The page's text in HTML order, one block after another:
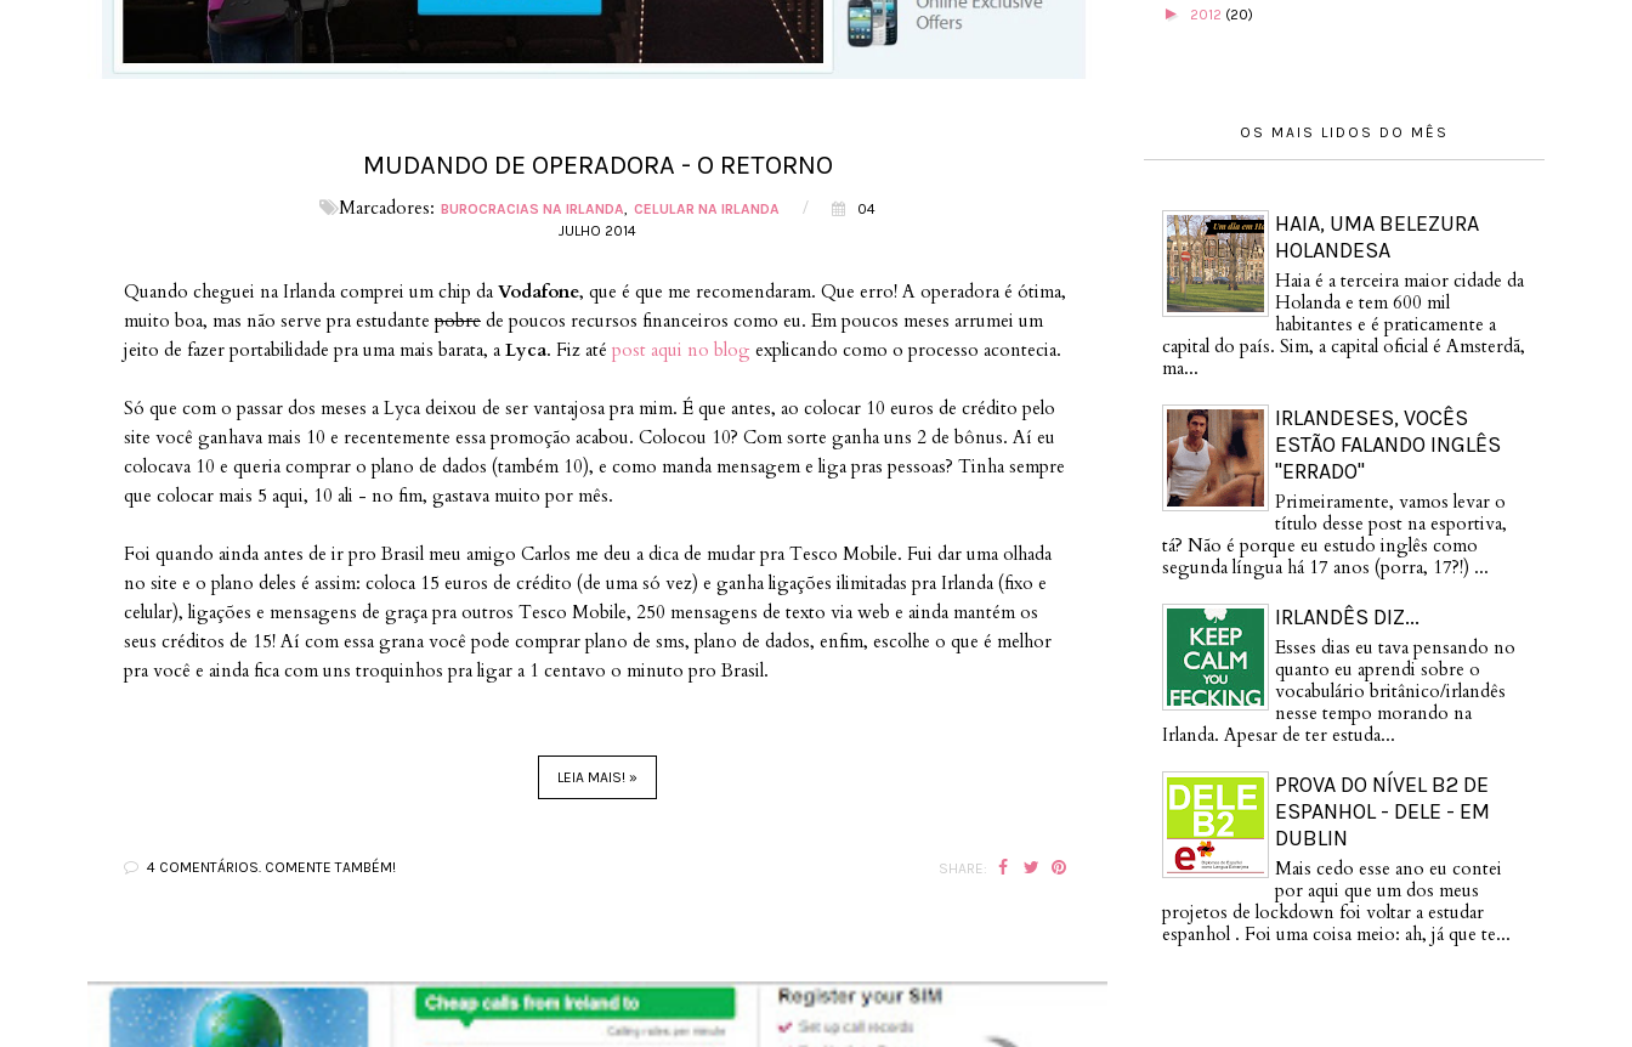
MUDANDO DE OPERADORA - O RETORNO
Marcadores: BUROCRACIAS NA IRLANDA CELULAR NA IRLANDA /
04
JULHO 2014
Quando cheguei na Irlanda comprei um chip da Vodafone, que é que me recomendaram. Que erro! A operadora é ótima,
muito boa, mas não serve pra estudante pobre de poucos recursos financeiros como eu. Em poucos meses arrumei um
jeito de fazer portabilidade pra uma mais barata, a Lyca. Fiz até post aqui no blog explicando como o processo acontecia.
Só que com o passar dos meses a Lyca deixou de ser vantajosa pra mim. É que antes, ao colocar 10 euros de crédito pelo
site você ganhava mais 10 e recentemente essa promoção acabou. Colocou 10? Com sorte ganha uns 2 de bônus. Aí eu
colocava 10 e queria comprar o plano de dados (também 10), e como manda mensagem e liga pras pessoas? Tinha sempre
que colocar mais 5 aqui, 10 ali - no fim, gastava muito por mês.
Foi quando ainda antes de ir pro Brasil meu amigo Carlos me deu a dica de mudar pra Tesco Mobile. Fui dar uma olhada
no site e o plano deles é assim: coloca 15 euros de crédito (de uma só vez) e ganha ligações ilimitadas pra Irlanda (fixo e
celular), ligações e mensagens de graça pra outros Tesco Mobile, 250 mensagens de texto via web e ainda mantém os
seus créditos de 15! Aí com essa grana você pode comprar plano de sms, plano de dados, enfim, escolhe o que é melhor
pra você e ainda fica com uns troquinhos pra ligar a 1 centavo o minuto pro Brasil.
LEIA MAIS! »
4 COMENTÁRIOS. COMENTE TAMBÉM! SHARE:
► 2012 (20)
OS MAIS LIDOS DO MÊS
HAIA, UMA BELEZURA
HOLANDESA
Haia é a terceira maior cidade da
Holanda e tem 600 mil
habitantes e é praticamente a
capital do país. Sim, a capital oficial é Amsterdã,
ma...
IRLANDESES, VOCÊS
ESTÃO FALANDO INGLÊS
"ERRADO"
Primeiramente, vamos levar o
título desse post na esportiva,
tá? Não é porque eu estudo inglês como
segunda língua há 17 anos (porra, 17?!) ...
IRLANDÊS DIZ...
Esses dias eu tava pensando no
quanto eu aprendi sobre o
vocabulário britânico/irlandês
nesse tempo morando na
Irlanda. Apesar de ter estuda...
PROVA DO NÍVEL B2 DE
ESPANHOL - DELE - EM
DUBLIN
Mais cedo esse ano eu contei
por aqui que um dos meus
projetos de lockdown foi voltar a estudar
espanhol . Foi uma coisa meio: ah, já que te...